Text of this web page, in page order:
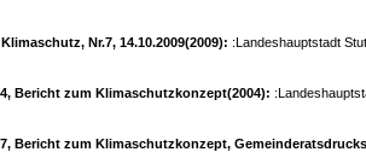
Nr.7, 14.10.2009(2009): :Landeshauptstadt
Bericht zum Klimaschutzkonzept(2004):
Bericht zum Klimaschutzkonzept,